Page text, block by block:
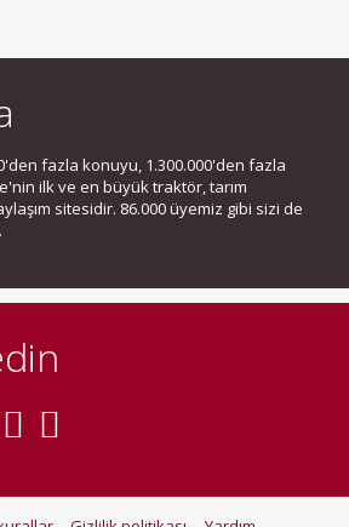
fazla konuyu, 1.300.000'den fazla
ilk ve en büyük traktör, tarım
sitesidir. 86.000 üyemiz gibi sizi de